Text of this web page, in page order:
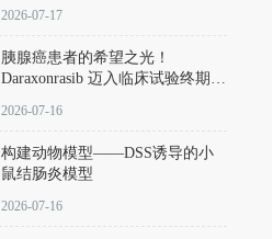
2026-07-17
胰腺癌患者的希望之光！
Daraxonrasib 迈入临床试验终期阶
2026-07-16
构建动物模型——DSS诱导的小
鼠结肠炎模型
2026-07-16